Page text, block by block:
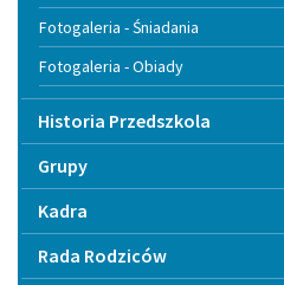
Fotogaleria - Śniadania
Fotogaleria - Obiady
Historia Przedszkola
Grupy
Kadra
Rada Rodziców